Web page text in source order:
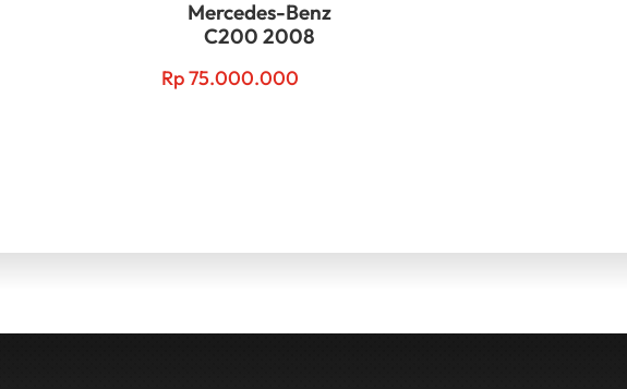
Mercedes-Benz
C200 2008
Rp75.000.000